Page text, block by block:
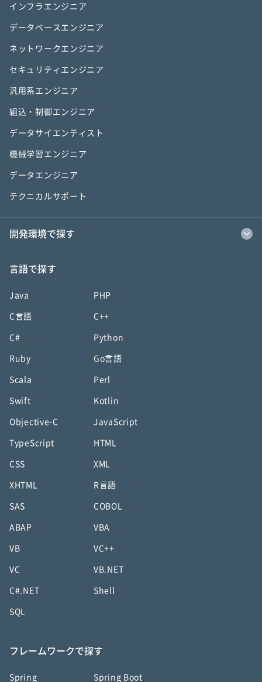
インフラエンジニア
データベースエンジニア
ネットワークエンジニア
セキュリティエンジニア
汎用系エンジニア
組込・制御エンジニア
データサイエンティスト
機械学習エンジニア
データエンジニア
テクニカルサポート
開発環境で探す
言語で探す
Java PHP
C言語 C++
C# Python
Ruby Go言語
Scala Perl
Swift Kotlin
Objective-C JavaScript
TypeScript HTML
CSS XML
XHTML R言語
SAS COBOL
ABAP VBA
VB VC++
VC VB.NET
C#.NET Shell
SQL
フレームワークで探す
Spring Spring Boot